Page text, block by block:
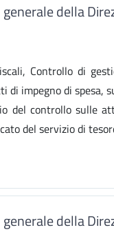
della
Controllo di
impegno di spesa,
del controllo sulle
del servizio di
della